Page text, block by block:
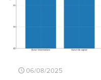
06/08/2025